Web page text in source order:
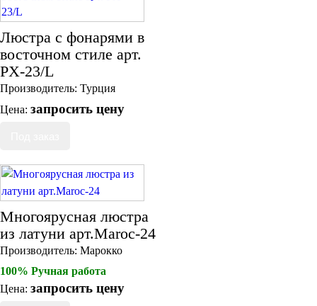
Люстра с фонарями в
восточном стиле арт.
PX-23/L
Производитель: Турция
Цена: запросить цену
Многоярусная люстра
из латуни арт.Maroc-24
Производитель: Марокко
100% Ручная работа
Цена: запросить цену